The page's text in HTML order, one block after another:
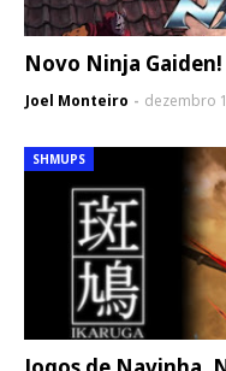
Novo Ninja
Joel Monteiro dezembro
SHMUPS